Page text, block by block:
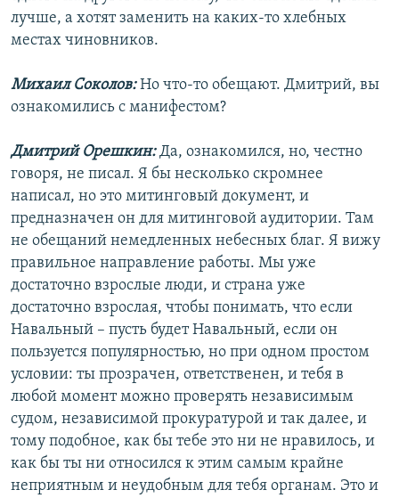
лучше, а хотят заменить на каких-то хлебных
местах чиновников.
Михаил Соколов:Но что-то обещают. Дмитрий, вы
ознакомились с манифестом?
Дмитрий Орешкин:Да, ознакомился, но, честно
говоря, не писал. Я бы несколько скромнее
написал, но это митинговый документ, и
предназначен он для митинговой аудитории. Там
не обещаний немедленных небесных благ. Я вижу
правильное направление работы. Мы уже
достаточно взрослые люди, и страна уже
достаточно взрослая, чтобы понимать, что если
Навальный – пусть будет Навальный, если он
пользуется популярностью, но при одном простом
условии: ты прозрачен, ответственен, и тебя в
любой момент можно проверять независимым
судом, независимой прокуратурой и так далее, и
тому подобное, как бы тебе это ни не нравилось, и
как бы ты ни относился к этим самым крайне
неприятным и неудобным для тебя органам. Это и